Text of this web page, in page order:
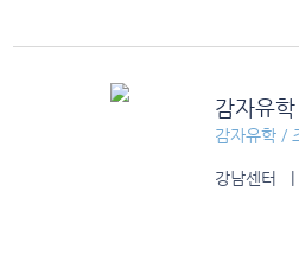
감자유학
감자유학 /
강남센터